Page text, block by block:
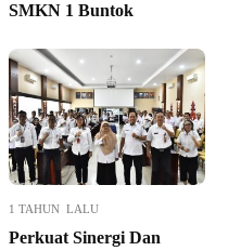
SMKN 1 Buntok
1 TAHUN LALU
Perkuat Sinergi Dan